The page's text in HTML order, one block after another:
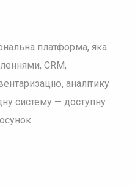
платформа, яка
CRM,
аналітику
систему — доступну